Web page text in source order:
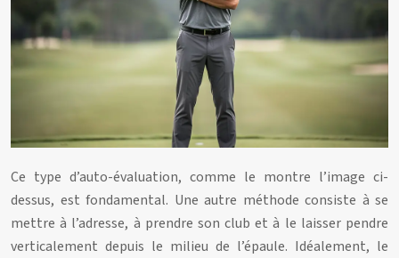
Ce type d’auto-évaluation, comme le montre l’image ci-
dessus, est fondamental. Une autre méthode consiste à se
mettre à l’adresse, à prendre son club et à le laisser pendre
verticalement depuis le milieu de l’épaule. Idéalement, le